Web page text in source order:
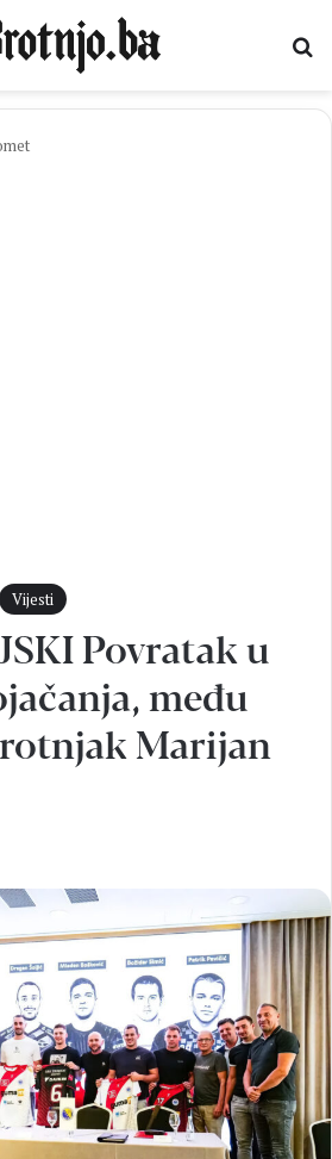
Vijesti
Povratak u
među
Marijan